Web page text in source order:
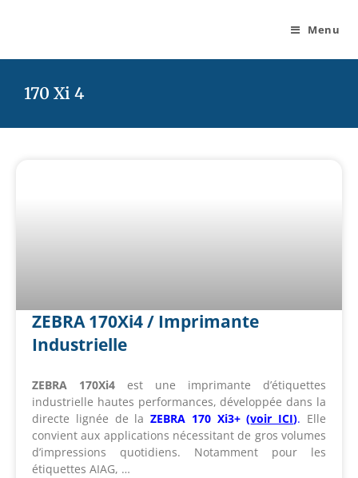
Menu
170 Xi 4
ZEBRA 170Xi4 / Imprimante
Industrielle
ZEBRA 170Xi4 est une imprimante d’étiquettes
industrielle hautes performances, développée dans la
directe lignée de la ZEBRA 170 Xi3+ (voir ICI). Elle
convient aux applications nécessitant de gros volumes
d’impressions quotidiens. Notamment pour les
étiquettes AIAG, …